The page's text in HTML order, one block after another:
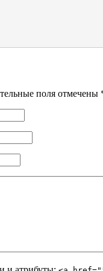
поля отмечены